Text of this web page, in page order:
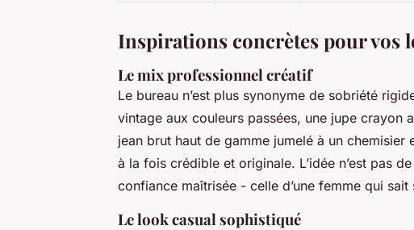
Inspirations concrètes pour vos
Le mix professionnel créatif
Le bureau n’est plus synonyme de sobriété
vintage aux couleurs passées, une jupe crayon
jean brut haut de gamme jumelé à un
à la fois crédible et originale. L’idée n’est pas
confiance maîtrisée - celle d’une femme qui sait
Le look casual sophistiqué